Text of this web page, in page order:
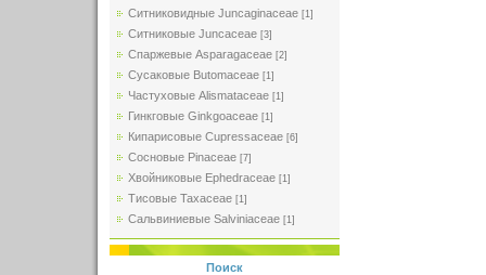
Ситниковидные Juncaginaceae [1]
Ситниковые Juncaceae [3]
Спаржевые Asparagaceae [2]
Сусаковые Butomaceae [1]
Частуховые Alismataceae [1]
Гинкговые Ginkgoaceae [1]
Кипарисовые Cupressaceae [6]
Сосновые Pinaceae [7]
Хвойниковые Ephedraceae [1]
Тисовые Taxaceae [1]
Сальвиниевые Salviniaceae [1]
Поиск